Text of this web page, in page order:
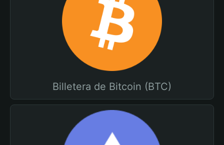
Billetera de Bitcoin (BTC)